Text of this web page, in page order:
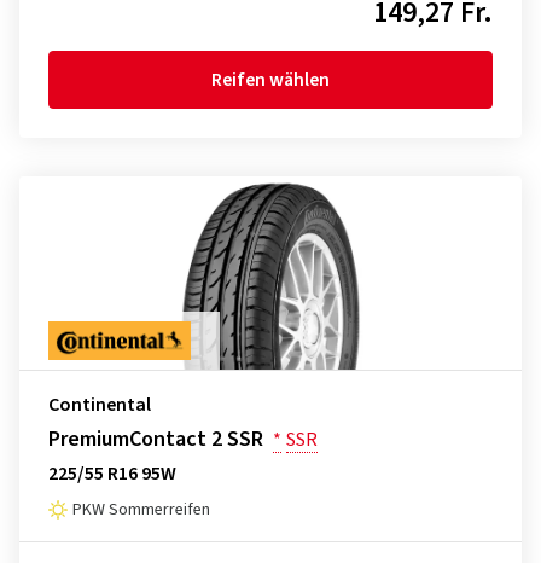
149,27 Fr.
Reifen wählen
Continental
PremiumContact 2 SSR * SSR
225/55 R16 95W
PKW Sommerreifen